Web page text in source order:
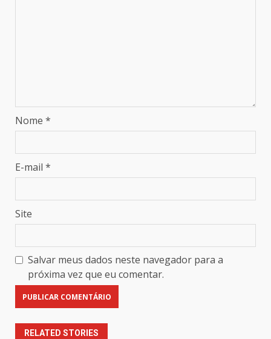
Nome *
E-mail *
Site
Salvar meus dados neste navegador para a
próxima vez que eu comentar.
RELATED STORIES